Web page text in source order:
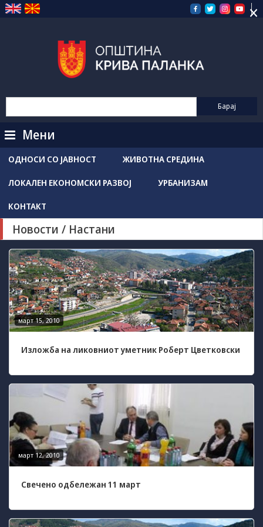
Прескокнете
Мени
ОДНОСИ СО ЈАВНОСТ ЖИВОТНА СРЕДИНА
ЛОКАЛЕН ЕКОНОМСКИ РАЗВОЈ УРБАНИЗАМ
КОНТАКТ
Новости / Настани
март 15, 2010
Изложба на ликовниот уметник Роберт Цветковски
март 12, 2010
Свечено одбележан 11 март
×
Задолжителни
Сесиските
колачиња се
привремени
колачиња, кои се
зачувуваат во
колачето на
додека не ја
на него. Овие
колачиња се
задолжителни за
одредени
апликации или
функционалности